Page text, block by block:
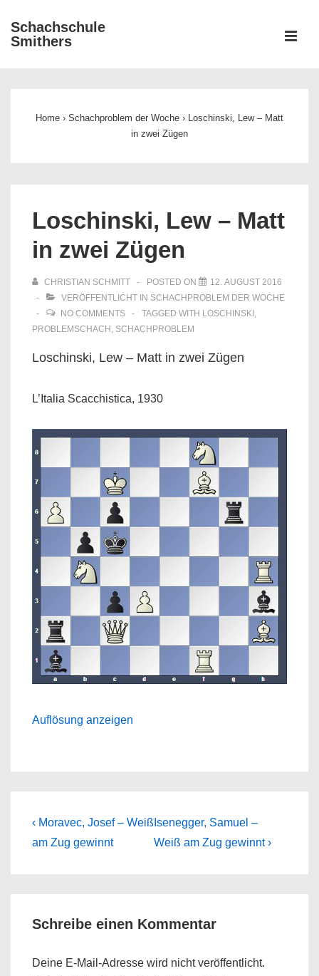
Zum
Inhalt
Schachschule
Smithers
Home › Schachproblem der Woche › Loschinski, Lew – Matt
in zwei Zügen
Loschinski, Lew – Matt
in zwei Zügen
CHRISTIAN SCHMITT POSTED ON
12. AUGUST 2016
VERÖFFENTLICHT IN SCHACHPROBLEM DER WOCHE
NO COMMENTS
TAGGED WITH LOSCHINSKI ,
PROBLEMSCHACH , SCHACHPROBLEM
Loschinski, Lew – Matt in zwei Zügen
L’Italia Scacchistica, 1930
Auflösung anzeigen
Beitragsnavigation
Previous
Post
‹ Moravec, Josef – Weiß
am Zug gewinnt
Next
Post
Isenegger, Samuel –
Weiß am Zug gewinnt ›
Schreibe einen Kommentar
Deine E-Mail-Adresse wird nicht veröffentlicht.